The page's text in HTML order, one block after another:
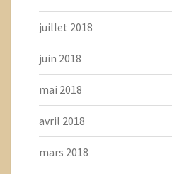
juillet 2018
juin 2018
mai 2018
avril 2018
mars 2018